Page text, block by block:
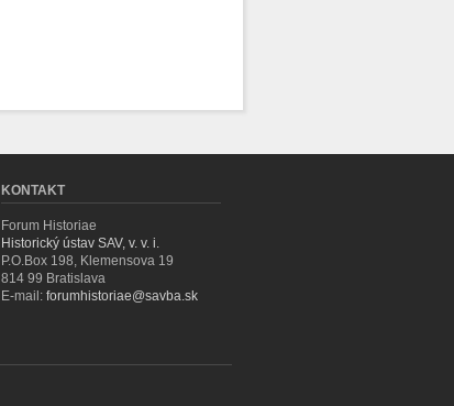
KONTAKT
Forum Historiae
Historický ústav SAV, v. v. i.
P.O.Box 198, Klemensova 19
814 99 Bratislava
E-mail: forumhistoriae@savba.sk